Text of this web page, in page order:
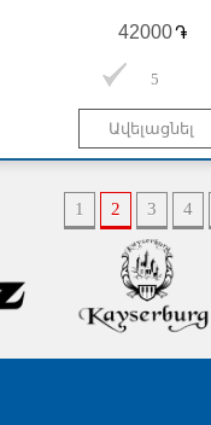
֏
5
1 2 3 4